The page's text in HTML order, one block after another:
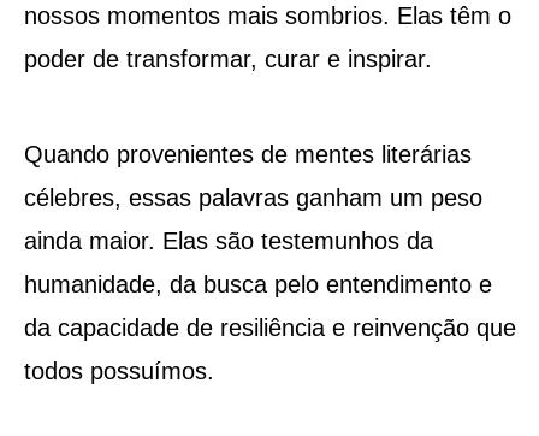
nossos momentos mais sombrios. Elas têm o
poder de transformar, curar e inspirar.
Quando provenientes de mentes literárias
célebres, essas palavras ganham um peso
ainda maior. Elas são testemunhos da
humanidade, da busca pelo entendimento e
da capacidade de resiliência e reinvenção que
todos possuímos.